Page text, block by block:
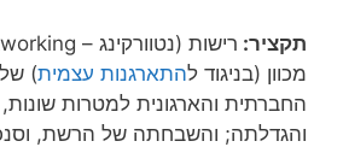
תקציר:
מכוון (בניגוד להתארגנות עצמית)
החברתית והארגונית למטרות שונות,
והגדלתה; והשבחתה של הרשת,